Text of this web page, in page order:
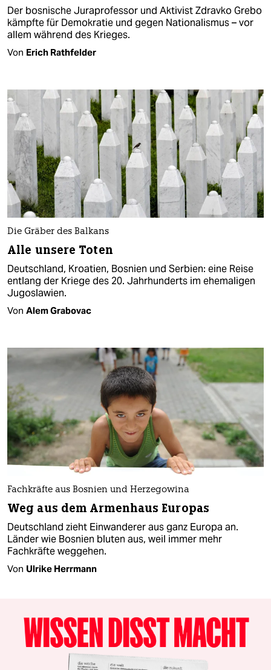
Der bosnische Juraprofessor und Aktivist Zdravko Grebo
kämpfte für Demokratie und gegen Nationalismus – vor
allem während des Krieges.
Von Erich Rathfelder
Die Gräber des Balkans
Alle unsere Toten
Deutschland, Kroatien, Bosnien und Serbien: eine Reise
entlang der Kriege des 20. Jahrhunderts im ehemaligen
Jugoslawien.
Von Alem Grabovac
Fachkräfte aus Bosnien und Herzegowina
Weg aus dem Armenhaus Europas
Deutschland zieht Einwanderer aus ganz Europa an.
Länder wie Bosnien bluten aus, weil immer mehr
Fachkräfte weggehen.
Von Ulrike Herrmann